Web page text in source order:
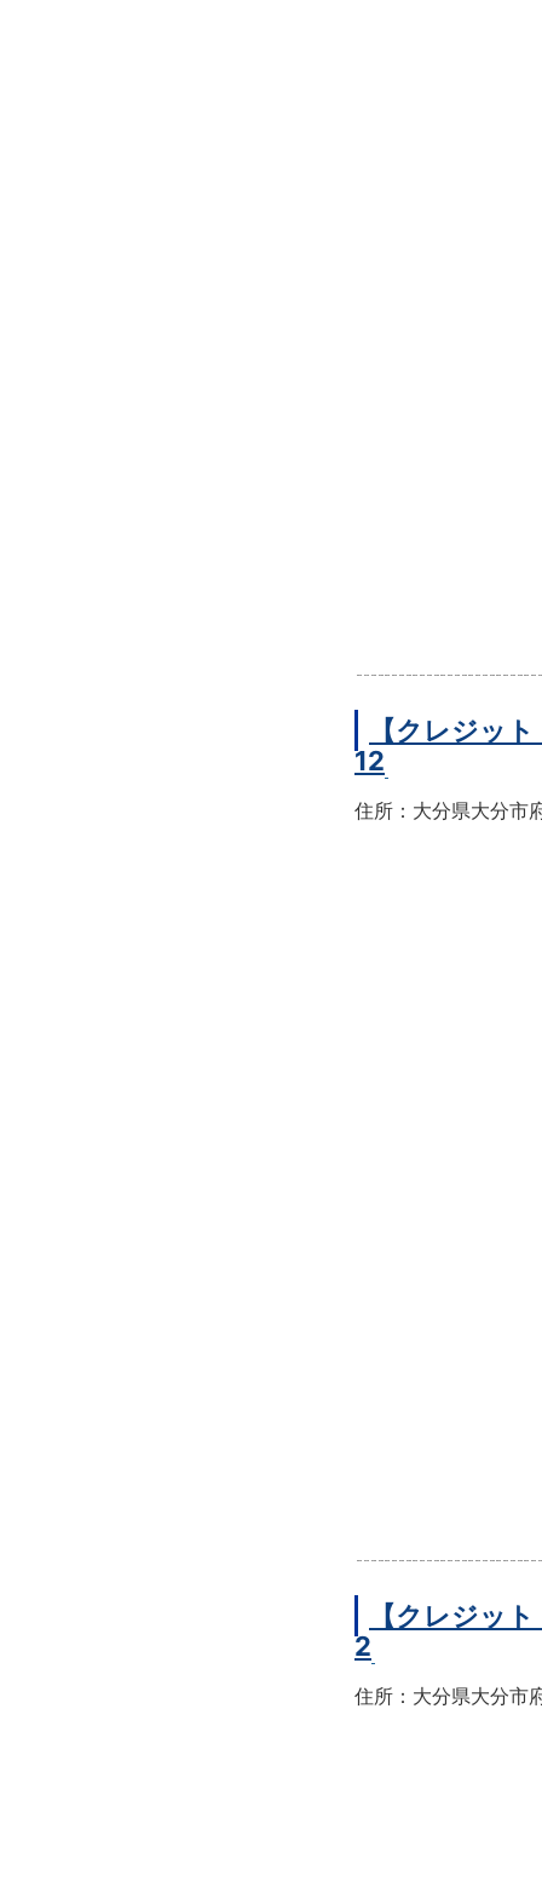
【クレジッ
12
住所：大分県大分市
【クレジッ
2
住所：大分県大分市